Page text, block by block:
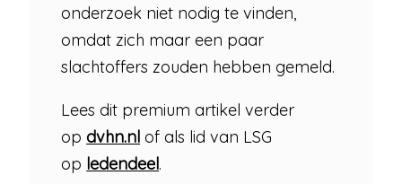
onderzoek niet nodig te vinden,
omdat zich maar een paar
slachtoffers zouden hebben gemeld.
Lees dit premium artikel verder
opdvhn.nl of als lid van LSG
op ledendeel.